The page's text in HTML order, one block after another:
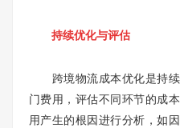
持续优化与评估
跨境物流成本优化是持续
门费用，评估不同环节的成
用产生的根因进行分析，如